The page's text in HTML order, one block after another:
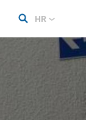
HR